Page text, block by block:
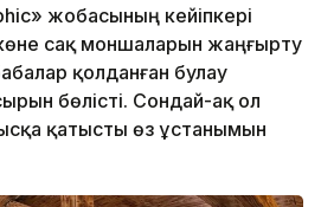
жобасының кейіпкері
сақ моншаларын жаңғырту
қолданған булау
бөлісті. Сондай-ақ ол
қатысты өз ұстанымын